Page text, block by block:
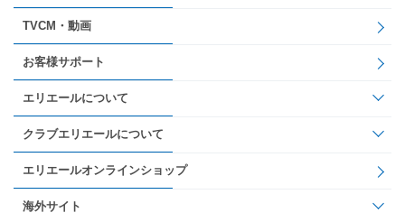
TVCM・動画
お客様サポート
エリエールについて
クラブエリエールについて
エリエールオンラインショップ
海外サイト